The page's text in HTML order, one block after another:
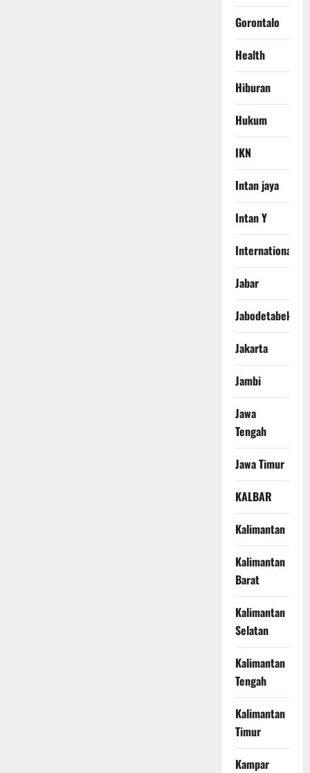
Gorontalo
Health
Hiburan
Hukum
IKN
Intan jaya
Intan Y
International
Jabar
Jabodetabek
Jakarta
Jambi
Jawa
Tengah
Jawa Timur
KALBAR
Kalimantan
Kalimantan
Barat
Kalimantan
Selatan
Kalimantan
Tengah
Kalimantan
Timur
Kampar